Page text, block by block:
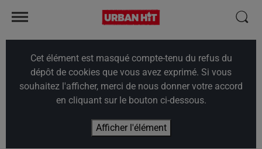
Cet élément est masqué compte-tenu du refus du
dépôt de cookies que vous avez exprimé. Si vous
souhaitez l'afficher, merci de nous donner votre accord
en cliquant sur le bouton ci-dessous.
Afficher l'élément